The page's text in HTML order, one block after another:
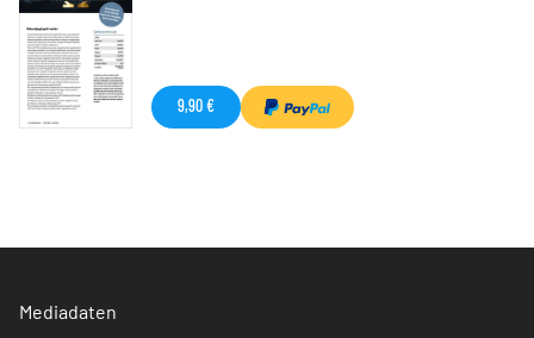
9,90 €
Mediadaten